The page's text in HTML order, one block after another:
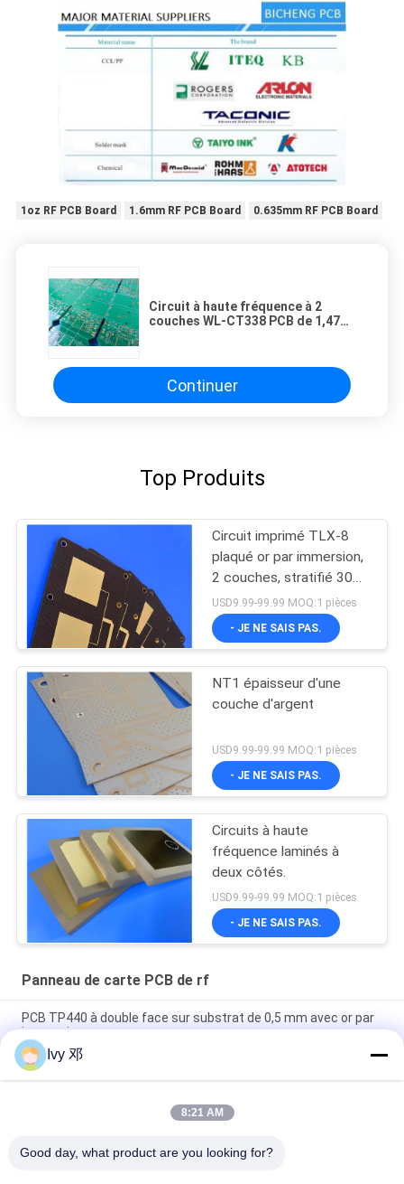
1oz RF PCB Board 1.6mm RF PCB Board 0.635mm RF PCB Board
Circuit à haute fréquence à 2
couches WL-CT338 PCB de 1,47
Continuer
Top Produits
Circuit imprimé TLX-8
plaqué or par immersion,
2 couches, stratifié 30mil
pour circuits RF
USD9.99-99.99 MOQ:1 pièces
- JE NE SAIS PAS.
NT1 épaisseur d'une
couche d'argent
USD9.99-99.99 MOQ:1 pièces
- JE NE SAIS PAS.
Circuits à haute
fréquence laminés à
deux côtés.
USD9.99-99.99 MOQ:1 pièces
- JE NE SAIS PAS.
Panneau de carte PCB de rf
PCB TP440 à double face sur substrat de 0,5 mm avec or par
immersion
PCB à haute fréquence à double face CER-10 30 millimètres
d'argent lamellé à immersion
PCB WL-CT300 de 5 mil d'épaisseur, sérigraphie noire à 2
Ivy 邓
8:21 AM
Good day, what product are you looking for?